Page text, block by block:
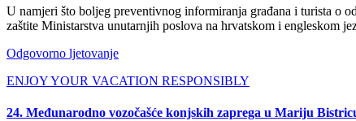
U namjeri što boljeg preventivnog informiranja građana i turista o
zaštite Ministarstva unutarnjih poslova na hrvatskom i engleskom
Odgovorno ljetovanje
ENJOY YOUR VACATION RESPONSIBLY
24. Međunarodno vozočašće konjskih zaprega u Mariju